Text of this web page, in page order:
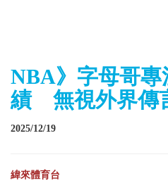
NBA》字母哥專
績 無視外界傳
2025/12/19
緯來體育台